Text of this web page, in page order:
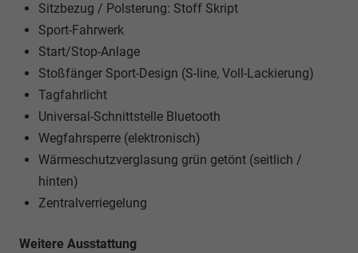
Sitzbezug / Polsterung: Stoff Skript
Sport-Fahrwerk
Start/Stop-Anlage
Stoßfänger Sport-Design (S-line, Voll-Lackierung)
Tagfahrlicht
Universal-Schnittstelle Bluetooth
Wegfahrsperre (elektronisch)
Wärmeschutzverglasung grün getönt (seitlich /
hinten)
Zentralverriegelung
Weitere Ausstattung